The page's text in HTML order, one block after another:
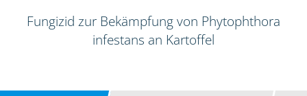
Fungizid zur Bekämpfung von Phytophthora
infestans an Kartoffel